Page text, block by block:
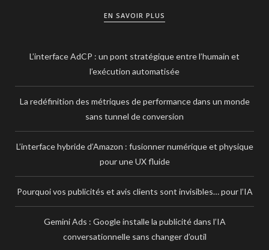
EN SAVOIR PLUS
L’interface AdCP : un pont stratégique entre l’humain et
l’exécution automatisée
La redéfinition des métriques de performance dans un monde
sans tunnel de conversion
L’interface hybride d’Amazon : fusionner numérique et physique
pour une UX fluide
Pourquoi vos publicités et avis clients sont invisibles… pour l’IA
Gemini Ads : Google installe la publicité dans l’IA
conversationnelle sans changer d’outil